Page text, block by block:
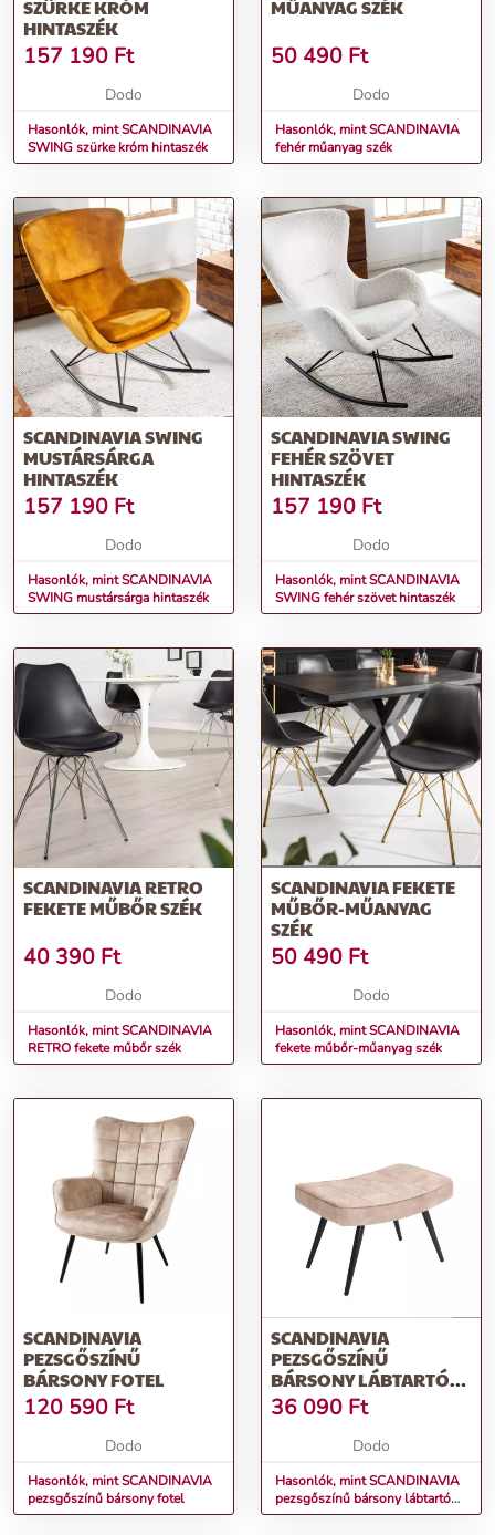
SZÜRKE KRÓM
HINTASZÉK
157 190 Ft
Dodo
Hasonlók, mint SCANDINAVIA
SWING szürke króm hintaszék
MŰANYAG SZÉK
50 490 Ft
Dodo
Hasonlók, mint SCANDINAVIA
fehér műanyag szék
SCANDINAVIA SWING
MUSTÁRSÁRGA
HINTASZÉK
157 190 Ft
Dodo
Hasonlók, mint SCANDINAVIA
SWING mustársárga hintaszék
SCANDINAVIA SWING
FEHÉR SZÖVET
HINTASZÉK
157 190 Ft
Dodo
Hasonlók, mint SCANDINAVIA
SWING fehér szövet hintaszék
SCANDINAVIA RETRO
FEKETE MŰBŐR SZÉK
40 390 Ft
Dodo
Hasonlók, mint SCANDINAVIA
RETRO fekete műbőr szék
SCANDINAVIA FEKETE
MŰBŐR-MŰANYAG
SZÉK
50 490 Ft
Dodo
Hasonlók, mint SCANDINAVIA
fekete műbőr-műanyag szék
SCANDINAVIA
PEZSGŐSZÍNŰ
BÁRSONY FOTEL
120 590 Ft
Dodo
Hasonlók, mint SCANDINAVIA
pezsgőszínű bársony fotel
SCANDINAVIA
PEZSGŐSZÍNŰ
BÁRSONY LÁBTARTÓ
40CM
36 090 Ft
Dodo
Hasonlók, mint SCANDINAVIA
pezsgőszínű bársony lábtartó
40cm